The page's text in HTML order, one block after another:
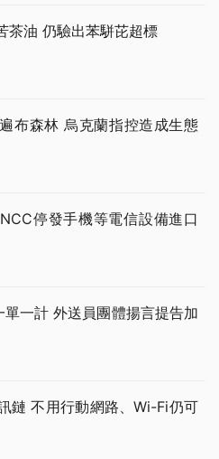
茶油 仍驗出苯駢芘超標
布森林 烏克蘭指控造成生態
停發手機等電信設備進口
一計 外送員團體揚言提告加
鏈 不用行動網路、Wi-Fi仍可